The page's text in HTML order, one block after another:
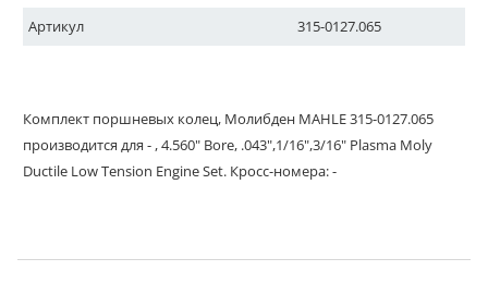
Артикул
315-0127.065
Комплект поршневых колец, Молибден MAHLE 315-0127.065
производится для - , 4.560" Bore, .043",1/16",3/16" Plasma Moly
Ductile Low Tension Engine Set. Кросс-номера: -